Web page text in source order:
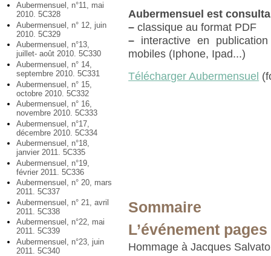
Aubermensuel, n°11, mai
2010. 5C328
Aubermensuel, n° 12, juin
2010. 5C329
Aubermensuel, n°13,
juillet- août 2010. 5C330
Aubermensuel, n° 14,
septembre 2010. 5C331
Aubermensuel, n° 15,
octobre 2010. 5C332
Aubermensuel, n° 16,
novembre 2010. 5C333
Aubermensuel, n°17,
décembre 2010. 5C334
Aubermensuel, n°18,
janvier 2011. 5C335
Aubermensuel, n°19,
février 2011. 5C336
Aubermensuel, n° 20, mars
2011. 5C337
Aubermensuel, n° 21, avril
2011. 5C338
Aubermensuel, n°22, mai
2011. 5C339
Aubermensuel, n°23, juin
2011. 5C340
Aubermensuel est
– classique au format PDF
– interactive en
mobiles (Iphone, Ipad...)
Télécharger Aubermensuel
Sommaire
L’événement
Hommage à Jacques